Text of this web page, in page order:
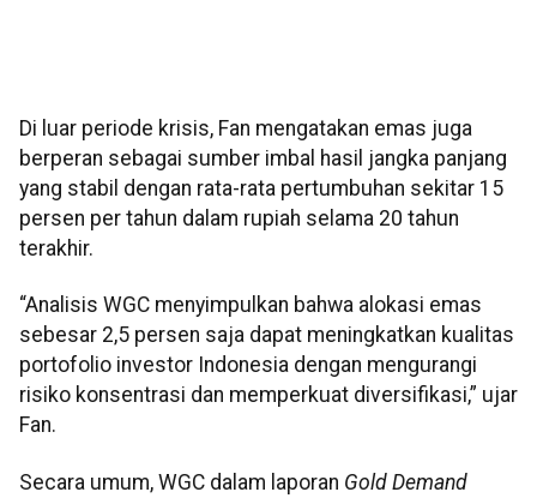
Di luar periode krisis, Fan mengatakan emas juga
berperan sebagai sumber imbal hasil jangka panjang
yang stabil dengan rata-rata pertumbuhan sekitar 15
persen per tahun dalam rupiah selama 20 tahun
terakhir.
“Analisis WGC menyimpulkan bahwa alokasi emas
sebesar 2,5 persen saja dapat meningkatkan kualitas
portofolio investor Indonesia dengan mengurangi
risiko konsentrasi dan memperkuat diversifikasi,” ujar
Fan.
Secara umum, WGC dalam laporan Gold Demand